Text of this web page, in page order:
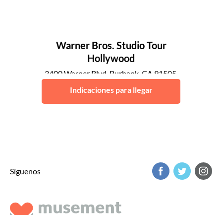
Warner Bros. Studio Tour
Hollywood
3400 Warner Blvd, Burbank, CA 91505,
Los Ángeles
Indicaciones para llegar
Síguenos